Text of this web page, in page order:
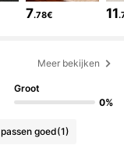
7.78€ 11
Meer bekijken
Groot
0%
passen goed(1)